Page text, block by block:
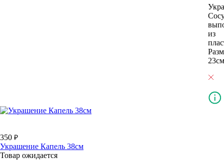
из
350
Украшение Капель 38см
Товар ожидается